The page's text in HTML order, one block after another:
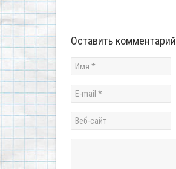
Оставить комментарий